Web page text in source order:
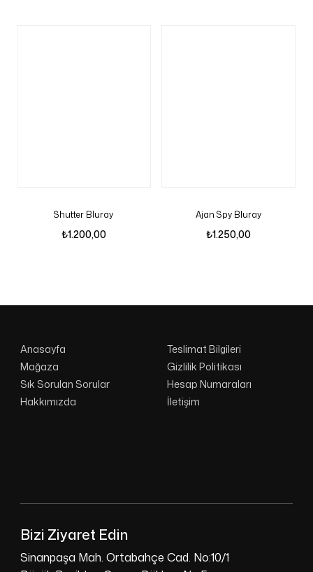
Shutter Bluray
₺1.200,00
Ajan Spy Bluray
₺1.250,00
Bizi Ziyaret Edin
Sinanpaşa Mah. Ortabahçe Cad. No:10/1
Anasayfa
Mağaza
Sık Sorulan Sorular
Hakkımızda
Teslimat Bilgileri
Gizlilik Politikası
Hesap Numaraları
İletişim